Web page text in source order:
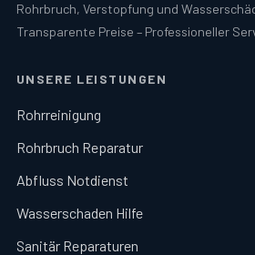
Rohrbruch, Verstopfung und
Transparente Preise – Professioneller
UNSERE LEISTUNGEN
Rohrreinigung
Rohrbruch Reparatur
Abfluss Notdienst
Wasserschaden Hilfe
Sanitär Reparaturen